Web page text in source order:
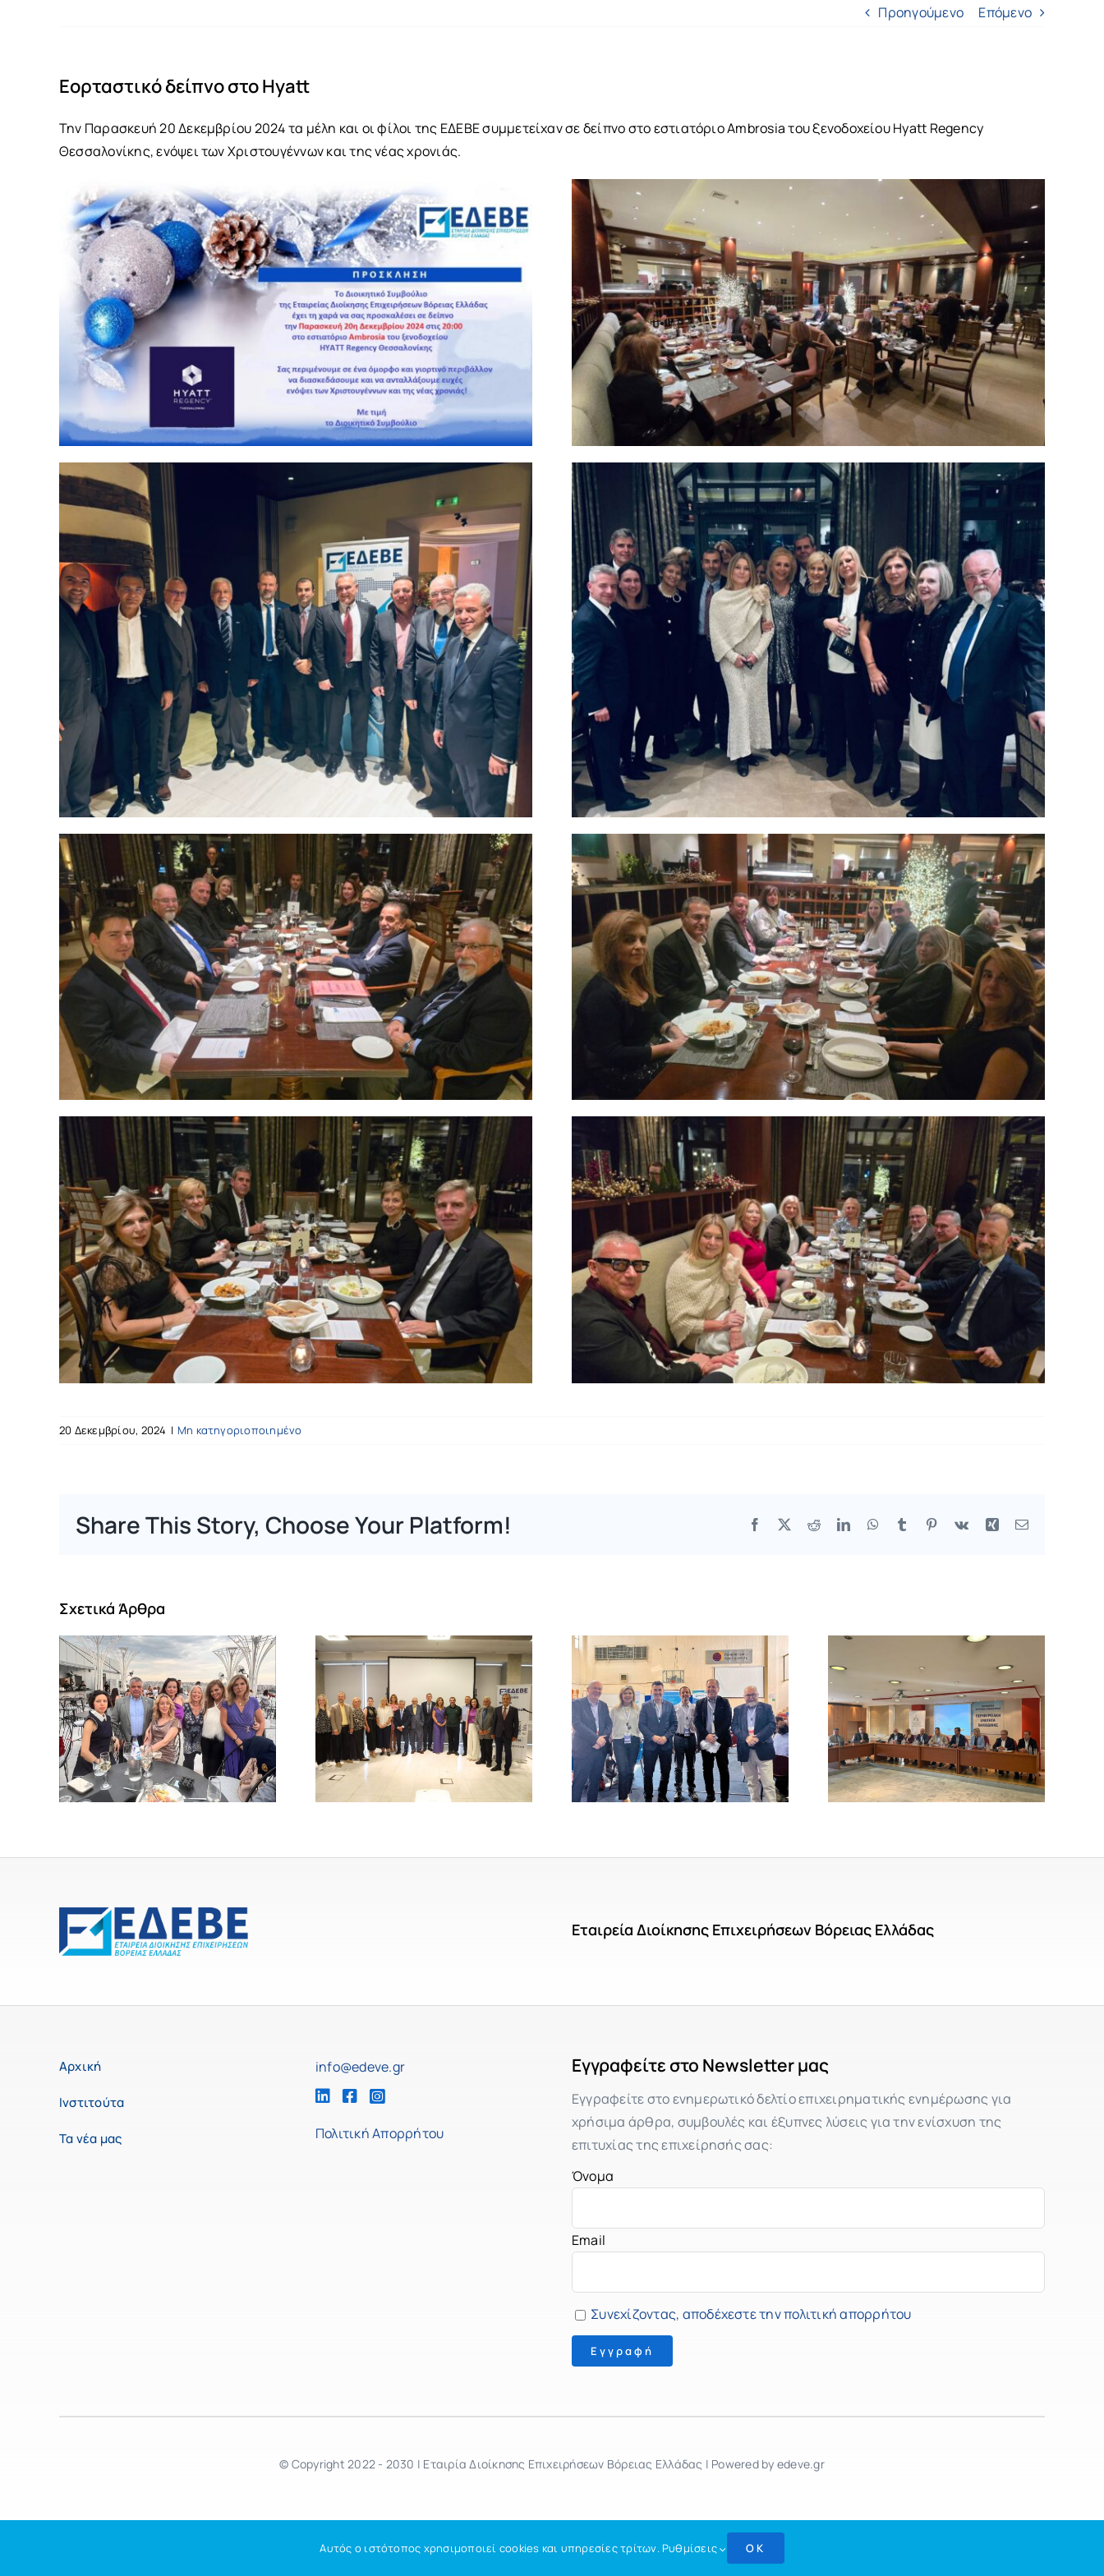
Προηγούμενο Επόμενο
Εορταστικό δείπνο στο Hyatt
Την Παρασκευή 20 Δεκεμβρίου 2024 τα μέλη και οι φίλοι της ΕΔΕΒΕ συμμετείχαν σε δείπνο στο εστιατόριο Ambrosia του ξενοδοχείου Hyatt Regency
Θεσσαλονίκης, ενόψει των Χριστουγέννων και της νέας χρονιάς.
20 Δεκεμβρίου, 2024 | Μη κατηγοριοποιημένο
Share This Story, Choose Your Platform! Facebook RedditLinkedInWhatsApp
Tumblr Pinterest
Vk Xing Email
Σχετικά Άρθρα
Εταιρεία Διοίκησης Επιχειρήσεων Βόρειας Ελλάδας
Αρχική
Ινστιτούτα
Τα νέα μας
info@edeve.gr
Πολιτική Απορρήτου
Εγγραφείτε στο Newsletter μας
Εγγραφείτε στο ενημερωτικό δελτίο επιχειρηματικής ενημέρωσης για
χρήσιμα άρθρα, συμβουλές και έξυπνες λύσεις για την ενίσχυση της
επιτυχίας της επιχείρησής σας:
Όνομα
Email
Συνεχίζοντας, αποδέχεστε την πολιτική απορρήτου
© Copyright 2022 - 2030 | Εταιρία Διοίκησης Επιχειρήσεων Βόρειας Ελλάδας | Powered by edeve.gr
Αυτός ο ιστότοπος χρησιμοποιεί cookies και υπηρεσίες τρίτων. Ρυθμίσεις OK